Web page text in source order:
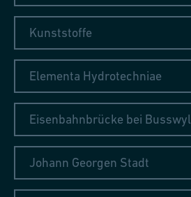
Kunststoffe
Elementa Hydrotechniae
Eisenbahnbrücke bei Busswyl
Johann Georgen Stadt